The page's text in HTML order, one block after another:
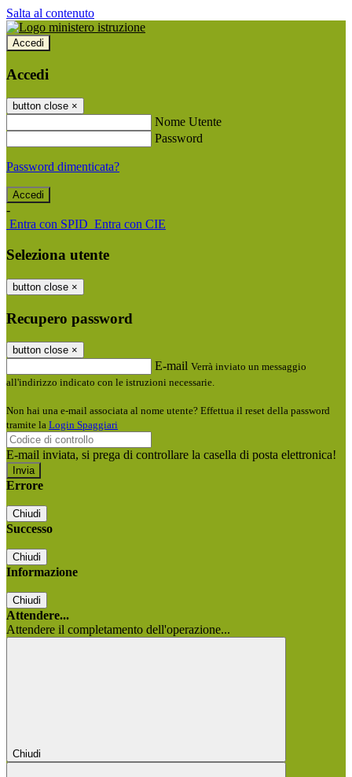
Salta al contenuto
Accedi
Accedi
button close ×
Nome Utente
Password
Password dimenticata?
-
Entra con SPID Entra con CIE
Seleziona utente
button close ×
Recupero password
button close ×
E-mail Verrà inviato un messaggio
all'indirizzo indicato con le istruzioni necessarie.
Non hai una e-mail associata al nome utente? Effettua il reset della password
tramite la Login Spaggiari
E-mail inviata, si prega di controllare la casella di posta elettronica!
Errore
Chiudi
Successo
Chiudi
Informazione
Chiudi
Attendere...
Attendere il completamento dell'operazione...
Chiudi